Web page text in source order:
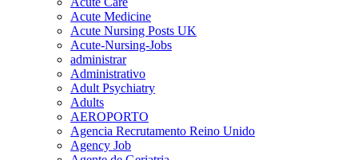
Acute Medicine
Acute Nursing Posts UK
Acute-Nursing-Jobs
administrar
Administrativo
Adult Psychiatry
Adults
AEROPORTO
Agencia Recrutamento Reino Unido
Agency Job